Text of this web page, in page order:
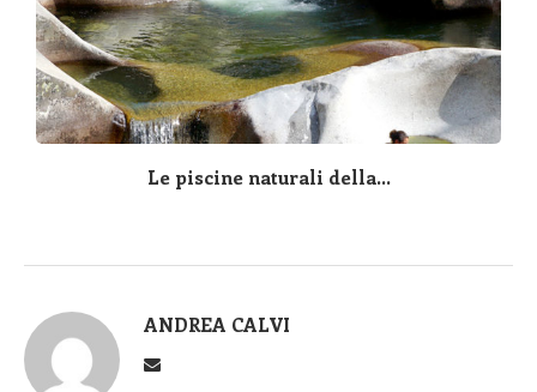
Le piscine naturali della...
ANDREA CALVI